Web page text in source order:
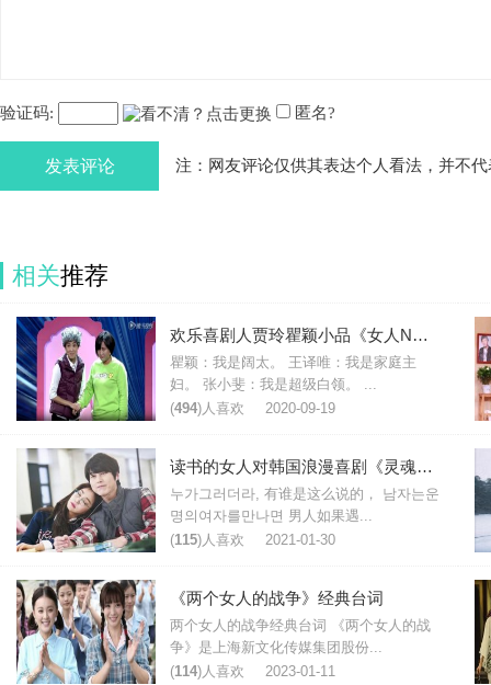
验证码: 匿名?
发表评论 注：网友评论仅供其表达个人看法，并不
相关推荐
欢乐喜剧人贾玲瞿颖小品《女人N次方》台词
瞿颖：我是阔太。 王译唯：我是家庭主
妇。 张小斐：我是超级白领。 ...
(494)人喜欢 2020-09-19
读书的女人对韩国浪漫喜剧《灵魂伴侣》台词评价
누가그러더라, 有谁是这么说的， 남자는운
명의여자를만나면 男人如果遇...
(115)人喜欢 2021-01-30
《两个女人的战争》经典台词
两个女人的战争经典台词 《两个女人的战
争》是上海新文化传媒集团股份...
(114)人喜欢 2023-01-11